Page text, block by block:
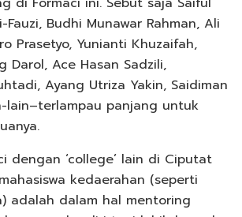
Fauzi, Budhi Munawar Rahman, Ali
Prasetyo, Yunianti Khuzaifah,
Darol, Ace Hasan Sadzili,
Ayang Utriza Yakin, Saidiman
lain–terlampau panjang untuk
dengan ‘college’ lain di Ciputat
kedaerahan (seperti
adalah dalam hal mentoring